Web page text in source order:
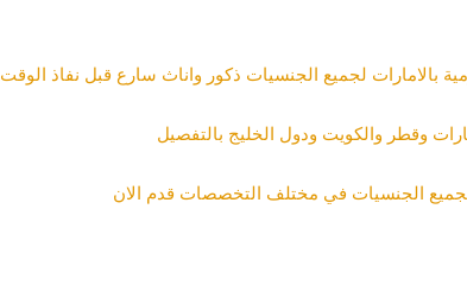
بالامارات لجميع الجنسيات ذكور واناث سارع قبل نفاذ الوقت
وقطر والكويت ودول الخليج بالتفصيل
الجنسيات في مختلف التخصصات قدم الان